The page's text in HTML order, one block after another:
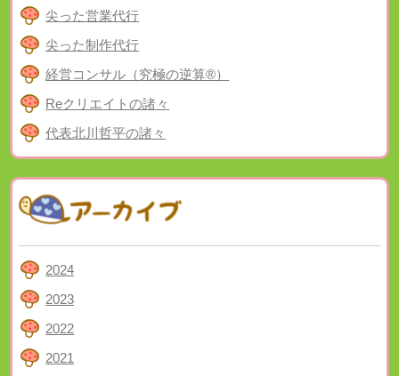
尖った営業代行
尖った制作代行
経営コンサル（究極の逆算®）
Reクリエイトの諸々
代表北川哲平の諸々
2024
2023
2022
2021